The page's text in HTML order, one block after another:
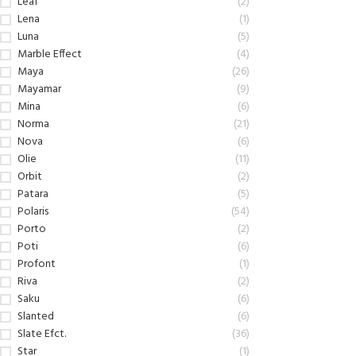
Lena
(1)
Luna
(5)
Marble Effect
(4)
Maya
(26)
Mayamar
(9)
Mina
(6)
Norma
(21)
Nova
(6)
Olie
(11)
Orbit
(2)
Patara
(5)
Polaris
(54)
Porto
(2)
Poti
(6)
Profont
(1)
Riva
(2)
Saku
(6)
Slanted
(6)
Slate Efct.
(36)
Star
(1)